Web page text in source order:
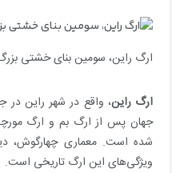
ارگ راین، سومین بنای خشتی
ارگ راین، واقع در شهر راین
جهان پس از ارگ بم و ارگ
شده است. معماری چهارگوش،
ویژگی‌های این ارگ تاریخی است.